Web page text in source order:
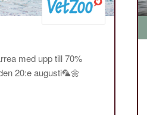
med upp till 70%
20:e augusti🦜🌼